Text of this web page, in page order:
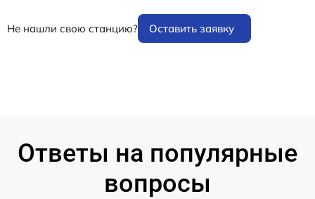
Не нашли свою станцию? Оставить заявку
Ответы на популярные
вопросы